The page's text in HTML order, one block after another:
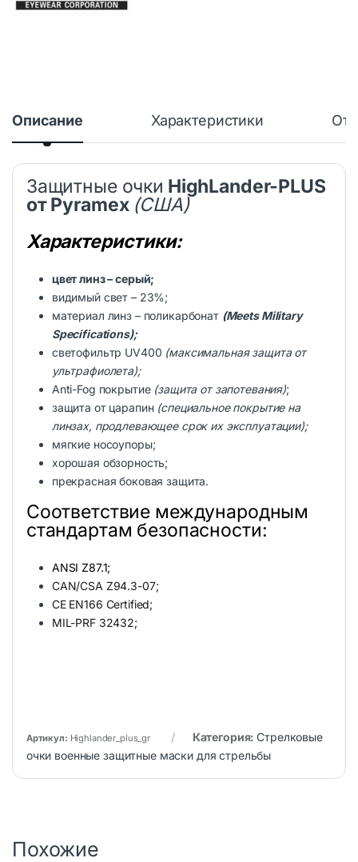
Описание Характеристики
Защитные очки HighLander-PLUS
от Pyramex (США)
Характеристики:
цвет линз – серый;
видимый свет – 23%;
материал линз – поликарбонат (Meets Military
Specifications);
светофильтр UV400 (максимальная защита от
ультрафиолета);
Anti-Fog покрытие (защита от запотевания);
защита от царапин(специальное покрытие на
линзах, продлевающее срок их эксплуатации);
мягкие носоупоры;
хорошая обзорность;
прекрасная боковая защита.
Соответствие международным
стандартам безопасности:
ANSI Z87.1;
CAN/CSA Z94.3-07;
CE EN166 Certified;
MIL-PRF 32432;
Артикул: Highlander_plus_gr Категория:Стрелковые
очки военные защитные маски для стрельбы
Похожие